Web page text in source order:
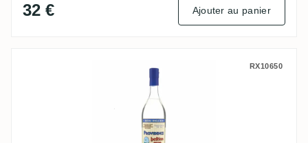
32 € Ajouter au panier
Velier Providence Haitian Rum Blanc
RX10650